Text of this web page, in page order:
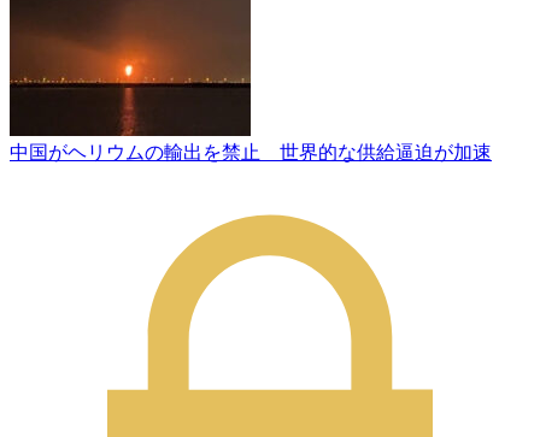
中国がヘリウムの輸出を禁止 世界的な供給逼迫が加速